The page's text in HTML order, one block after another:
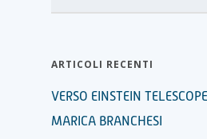
ARTICOLI RECENTI
VERSO EINSTEIN
MARICA BRANCHESI